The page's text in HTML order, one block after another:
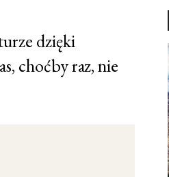
dzięki
choćby raz, nie